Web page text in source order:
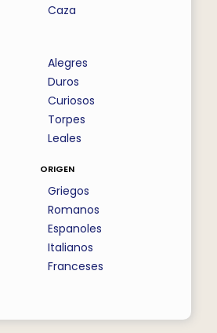
Caza
Alegres
Duros
Curiosos
Torpes
Leales
origen
Griegos
Romanos
Espanoles
Italianos
Franceses